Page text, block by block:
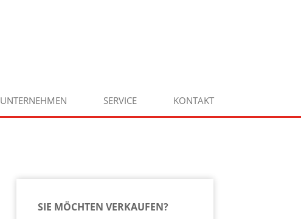
UNTERNEHMEN SERVICE KONTAKT
SIE MÖCHTEN VERKAUFEN?